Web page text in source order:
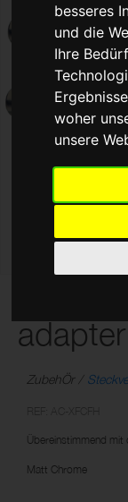
besseres
und die
Ihre
woher
unsere
ZubehÖr
Übereinstimmend mit
Matt Chrome